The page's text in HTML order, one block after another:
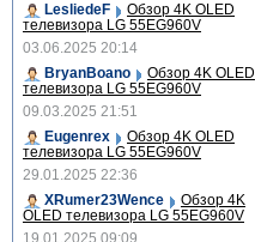
LesliedeF
Обзор 4K OLED
телевизора LG 55EG960V
03.06.2025 20:14
BryanBoano
Обзор 4K OLED
телевизора LG 55EG960V
09.03.2025 21:51
Eugenrex
Обзор 4K OLED
телевизора LG 55EG960V
29.01.2025 22:36
XRumer23Wence
Обзор 4K
OLED телевизора LG 55EG960V
19.01.2025 09:09